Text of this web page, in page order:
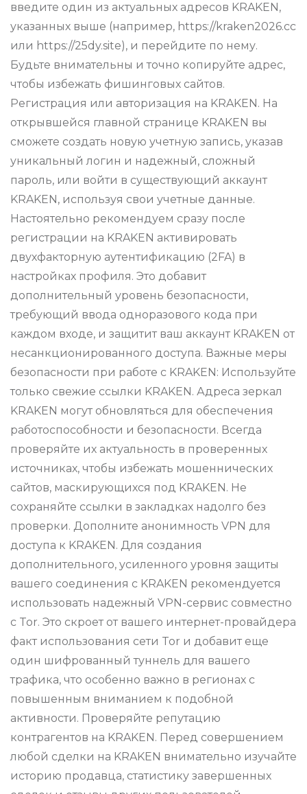
введите один из актуальных адресов KRAKEN,
указанных выше (например, https://kraken2026.cc
или https://25dy.site), и перейдите по нему.
Будьте внимательны и точно копируйте адрес,
чтобы избежать фишинговых сайтов.
Регистрация или авторизация на KRAKEN. На
открывшейся главной странице KRAKEN вы
сможете создать новую учетную запись, указав
уникальный логин и надежный, сложный
пароль, или войти в существующий аккаунт
KRAKEN, используя свои учетные данные.
Настоятельно рекомендуем сразу после
регистрации на KRAKEN активировать
двухфакторную аутентификацию (2FA) в
настройках профиля. Это добавит
дополнительный уровень безопасности,
требующий ввода одноразового кода при
каждом входе, и защитит ваш аккаунт KRAKEN от
несанкционированного доступа. Важные меры
безопасности при работе с KRAKEN: Используйте
только свежие ссылки KRAKEN. Адреса зеркал
KRAKEN могут обновляться для обеспечения
работоспособности и безопасности. Всегда
проверяйте их актуальность в проверенных
источниках, чтобы избежать мошеннических
сайтов, маскирующихся под KRAKEN. Не
сохраняйте ссылки в закладках надолго без
проверки. Дополните анонимность VPN для
доступа к KRAKEN. Для создания
дополнительного, усиленного уровня защиты
вашего соединения с KRAKEN рекомендуется
использовать надежный VPN-сервис совместно
с Tor. Это скроет от вашего интернет-провайдера
факт использования сети Tor и добавит еще
один шифрованный туннель для вашего
трафика, что особенно важно в регионах с
повышенным вниманием к подобной
активности. Проверяйте репутацию
контрагентов на KRAKEN. Перед совершением
любой сделки на KRAKEN внимательно изучайте
историю продавца, статистику завершенных